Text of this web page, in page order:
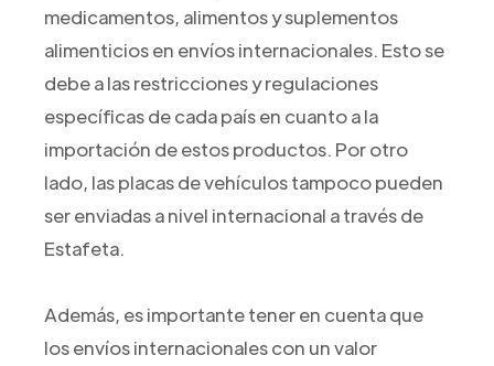
medicamentos, alimentos y suplementos
alimenticios en envíos internacionales. Esto se
debe a las restricciones y regulaciones
específicas de cada país en cuanto a la
importación de estos productos. Por otro
lado, las placas de vehículos tampoco pueden
ser enviadas a nivel internacional a través de
Estafeta.
Además, es importante tener en cuenta que
los envíos internacionales con un valor